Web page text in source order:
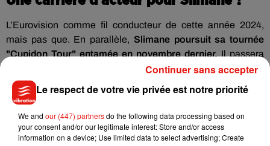
L’Eurovision comme fil conducteur de cette année 2024,
mais pas que. En parallèle, Slimane poursuit sa tournée
"Cupidon Tour" entamée en novembre dernier. Il passera
d’ailleurs par Orléans le 26/10 et le 10/11, Tours le 08/11,
Angers le 23/11 et Le Mans le 28/11. Fort de son succès,
deux nouvelles dates à Bercy
ont même été ajoutées les 8
et 9 janvier 2025.
Il y également la préparation du nouvel album de Lara
Le respect de votre vie privée est notre priorité
We and our (447) partnersdo the following data processing based on
your consent and/or our legitimate interest: Store and/or access
information on a device; Use limited data to select advertising; Create
Continuer sans accepter